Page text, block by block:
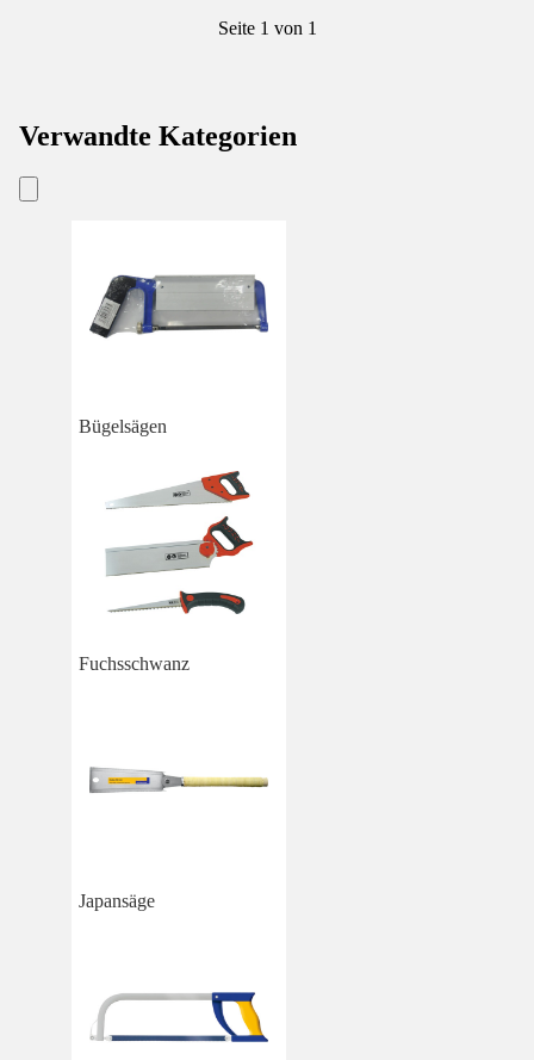
Seite 1 von 1
Verwandte Kategorien
Bügelsägen
Fuchsschwanz
Japansäge